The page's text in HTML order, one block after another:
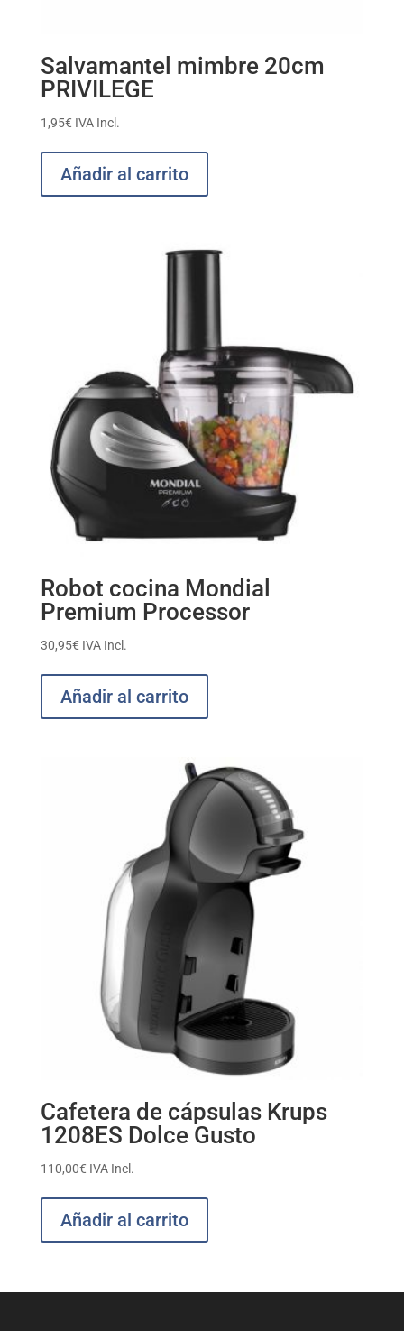
Salvamantel mimbre 20cm
PRIVILEGE
1,95€ IVA Incl.
Añadir al carrito
Robot cocina Mondial
Premium Processor
30,95€ IVA Incl.
Añadir al carrito
Cafetera de cápsulas Krups
1208ES Dolce Gusto
110,00€ IVA Incl.
Añadir al carrito